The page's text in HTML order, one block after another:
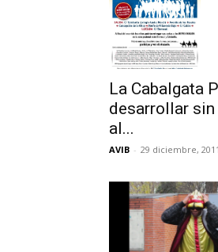
La Cabalgata
desarrollar
al...
AVIB - 29 diciembre, 2011